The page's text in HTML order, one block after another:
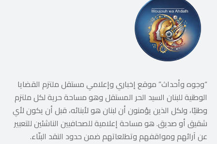
“وجوه وأحداث” موقع إخباري وإعلامي مستقل ملتزم القضايا
الوطنية للبنان السيد الحر المستقل وهو مساحة حرية لكل ملتزم
وطنيًا، ولكل الذين يؤمنون أن لبنان هو لأبنائه، قبل أن يكون لأي
شقيق أو صديق. هو مساحة إعلامية للصحافيين الناشئين للتعبير
عن آرائهم ومواقفهم وتطلعاتهم ضمن حدود النقد البنّاء.